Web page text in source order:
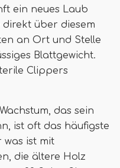
ein neues Laub
direkt über diesem
an Ort und Stelle
Blattgewicht.
Clippers
das sein
ist oft das häufigste
was ist mit
die ältere Holz